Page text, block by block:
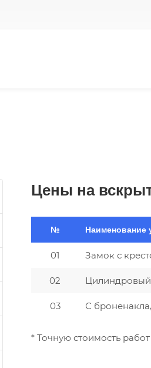
Цены на
№ Наименование
01 Замок с
02
03 С
* Точную стоимость